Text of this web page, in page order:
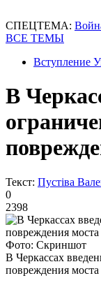
СПЕЦТЕМА:
ВСЕ ТЕМЫ
Вступление
В
Текст: Пустіва
0
2398
Фото: Скриншот
В Черкассах
повреждения моста